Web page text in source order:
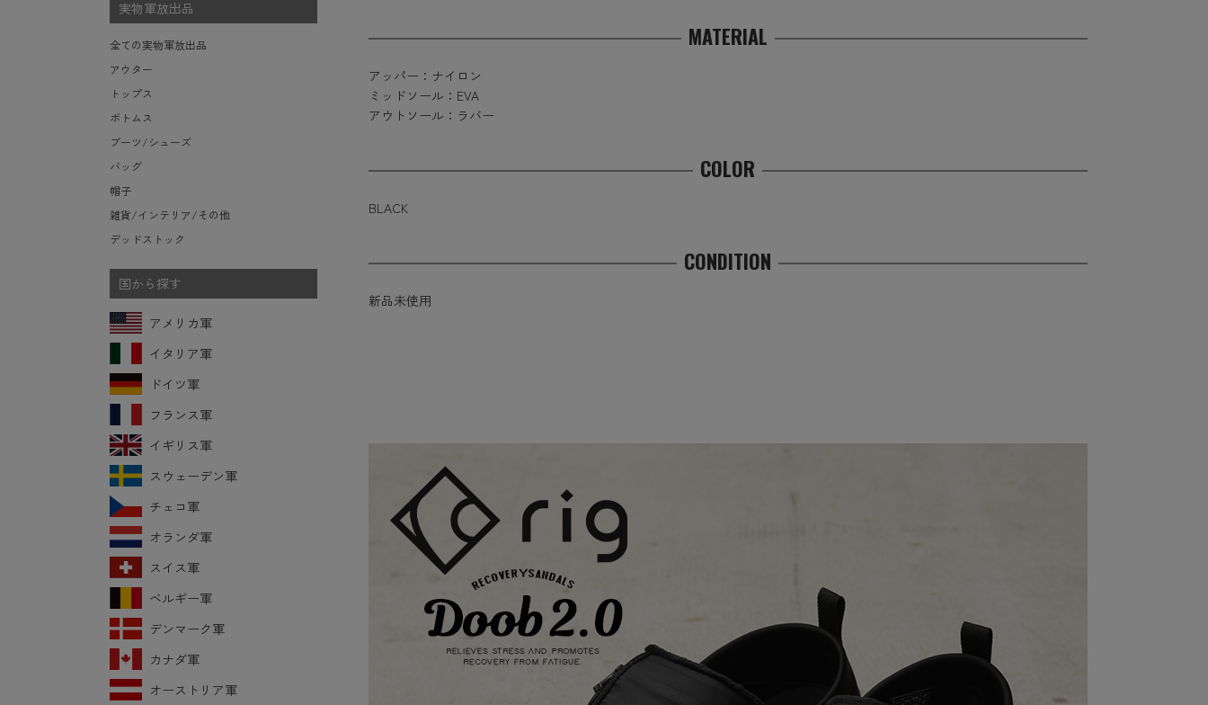
MATERIAL
アッパー：ナイロン
ミッドソール：EVA
アウトソール：ラバー
COLOR
BLACK
CONDITION
新品未使用
モッズコート
ダッフルバッグ
ボストンバッグ
ポーチ/ケース/etc
スーツケース/キャリーバッグ
ビジネスバッグ
サングラス・ゴーグル
ハンチング
キャスケット
その他
生地・テントシェル
ミッドベースレイヤー Level.2
ウィンドレイヤー Level.4
ソフトシェルレイヤー Level.5
ハードシェルレイヤー Level.6
アウターレイヤー Level.7
実物軍放出品
全ての実物軍放出品
アウター
トップス
ボトムス
ブーツ/シューズ
バッグ
帽子
雑貨/インテリア/その他
デッドストック
国から探す
アメリカ軍
イタリア軍
ドイツ軍
フランス軍
イギリス軍
スウェーデン軍
チェコ軍
オランダ軍
スイス軍
ベルギー軍
デンマーク軍
カナダ軍
オーストリア軍